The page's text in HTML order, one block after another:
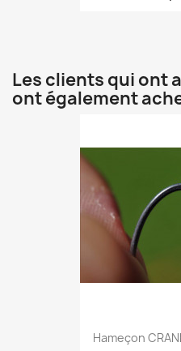
Les clients qui ont
ont également
Hameçon